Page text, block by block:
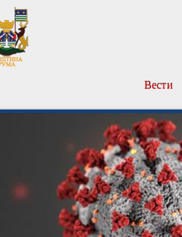
Вести